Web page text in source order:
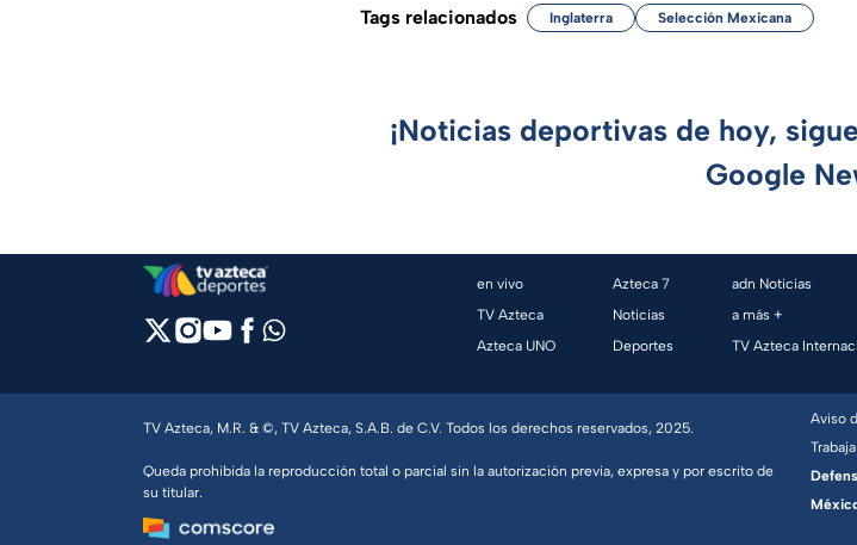
Tags relacionados Inglaterra Selección Mexicana
¡Noticias deportivas de hoy,
Google
en vivo
TV Azteca
Azteca UNO
Azteca 7
Noticias
Deportes
adn Noticias
a más +
TV Azteca
TV Azteca, M.R. & ©, TV Azteca, S.A.B. de C.V. Todos los derechos reservados, 2025.
Queda prohibida la reproducción total o parcial sin la autorización previa, expresa y por escrito de
su titular.
Aviso